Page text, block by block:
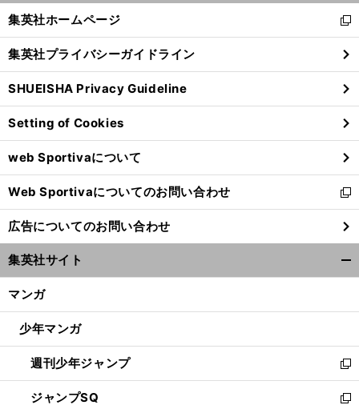
閉
る
集英社ホームページ
新
し
い
ウ
ィ
ン
ド
ウ
で
開
く
集英社プライバシーガイドライン
SHUEISHA Privacy Guideline
Setting of Cookies
web Sportivaについて
Web Sportivaについてのお問い合わせ
新
し
い
ウ
ィ
ン
ウ
開
く
広告についてのお問い合わせ
集英社サイト
マンガ
少年マンガ
週刊少年ジャンプ
新
し
い
ジャンプSQ
新